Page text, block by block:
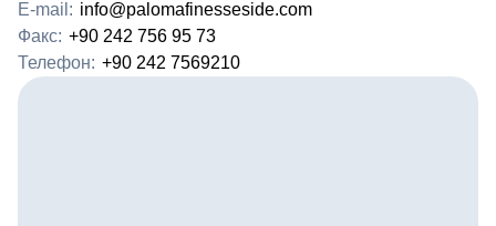
E-mail: info@palomafinesseside.com
Факс: +90 242 756 95 73
Телефон: +90 242 7569210